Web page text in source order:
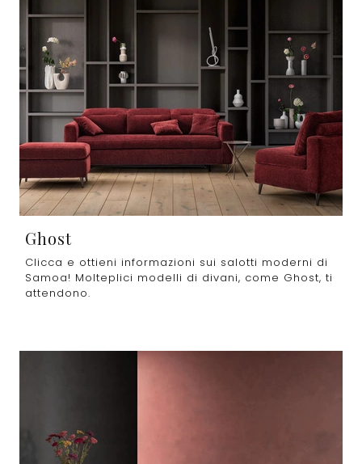
Ghost
Clicca e ottieni informazioni sui salotti moderni di
Samoa! Molteplici modelli di divani, come Ghost, ti
attendono.